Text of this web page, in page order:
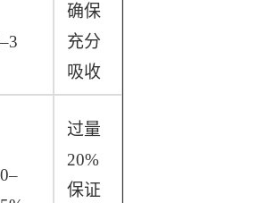
确保
充分
吸收
过量
20%
保证